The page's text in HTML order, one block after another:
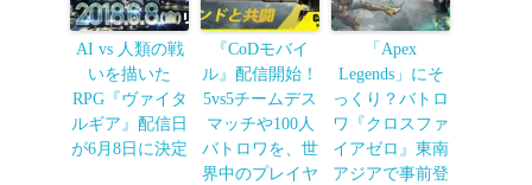
AI vs 人類の戦
いを描いた
RPG『ヴァイタ
ルギア』配信日
が6月8日に決定
『CoDモバイ
ル』配信開始！
5vs5チームデス
マッチや100人
バトロワを、世
界中のプレイヤ
「Apex
Legends」にそ
っくり？バトロ
ワ『クロスファ
イアゼロ』東南
アジアで事前登